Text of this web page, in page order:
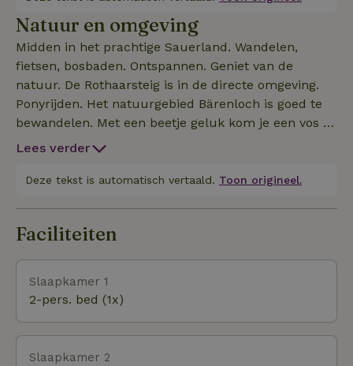
2022 hebben we op hetzelfde terrein nog een
vakantiehuis gebouwd, zodat 2 gezinnen met
maximaal 10 personen hier tegelijkertijd vakantie
kunnen vieren. Beide huizen hebben elk een apart
terras op het zuiden/westen. Ons dorp Milchenbach
heeft nog steeds een eigen watervoorziening met
zeer gezond zacht water.
Natuur en omgeving
Midden in het prachtige Sauerland. Wandelen,
fietsen, bosbaden. Ontspannen. Geniet van de
natuur. De Rothaarsteig is in de directe omgeving.
Ponyrijden. Het natuurgebied Bärenloch is goed te
bewandelen. Met een beetje geluk kom je een vos of
haas tegen. Herten en wilde zwijnen komen ook
bossen rond de Händler, met 756 meter de hoogste
KMSchmallenberg openluchtzwembad 10
bereikbaar met de auto.
Lees verder
Deze tekst is automatisch vertaald. Toon origineel.
Faciliteiten
Slaapkamer 1
2-pers. bed (1x)
Slaapkamer 2